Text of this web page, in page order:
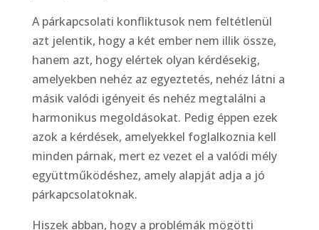
A párkapcsolati konfliktusok nem feltétlenül
azt jelentik, hogy a két ember nem illik össze,
hanem azt, hogy elértek olyan kérdésekig,
amelyekben nehéz az egyeztetés, nehéz látni a
másik valódi igényeit és nehéz megtalálni a
harmonikus megoldásokat. Pedig éppen ezek
azok a kérdések, amelyekkel foglalkoznia kell
minden párnak, mert ez vezet el a valódi mély
együttműködéshez, amely alapját adja a jó
párkapcsolatoknak.
Hiszek abban, hogy a problémák mögötti